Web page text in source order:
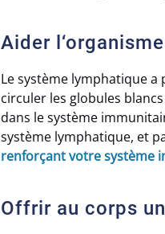
Aider
Le système lymphatique
circuler les globules
dans le système
système lymphatique, et
renforçant votre système
Offrir au corps